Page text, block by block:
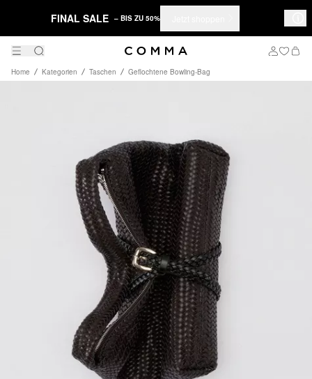
FINAL SALE – BIS ZU 50%
Home Kategorien Taschen Geflochtene Bowling-Bag